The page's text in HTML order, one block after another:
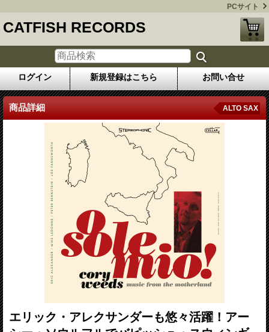
PCサイト
CATFISH RECORDS
ログイン 新規登録はこちら お問い合せ
商品詳細 ALTO SAX
エリック・アレクサンダーも悠々活躍！アー